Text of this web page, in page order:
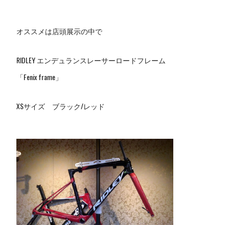
オススメは店頭展示の中で
RIDLEY エンデュランスレーサーロードフレーム
「Fenix frame」
XSサイズ ブラック/レッド